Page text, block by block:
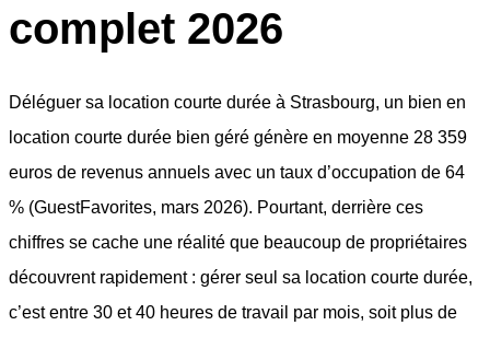
complet 2026
Déléguer sa location courte durée à Strasbourg, un bien en
location courte durée bien géré génère en moyenne 28 359
euros de revenus annuels avec un taux d’occupation de 64
% (GuestFavorites, mars 2026). Pourtant, derrière ces
chiffres se cache une réalité que beaucoup de propriétaires
découvrent rapidement : gérer seul sa location courte durée,
c’est entre 30 et 40 heures de travail par mois, soit plus de